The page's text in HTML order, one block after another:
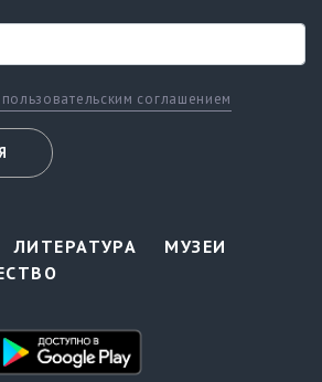
пользовательским соглашением
ЛИТЕРАТУРА
МУЗЕИ